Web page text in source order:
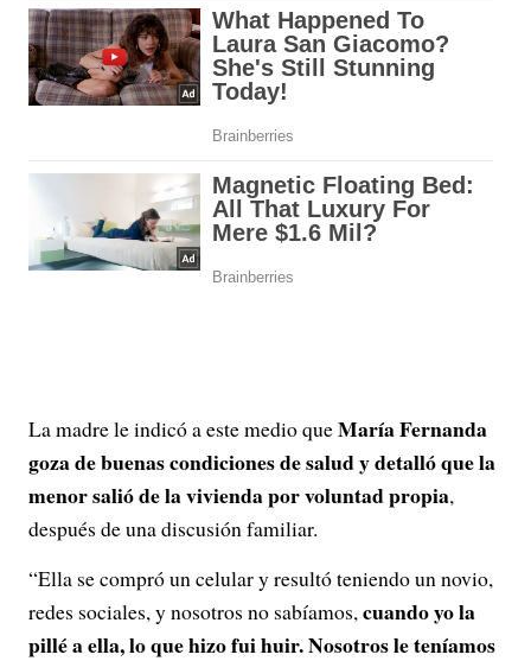
La madre le indicó a este medio queMaría Fernanda
goza de buenas condiciones de salud y detalló que la
menor salió de la vivienda por voluntad propia,
después de una discusión familiar.
“Ella se compró un celular y resultó teniendo un novio,
redes sociales, y nosotros no sabíamos,cuando yo la
pillé a ella, lo que hizo fui huir. Nosotros le teníamos